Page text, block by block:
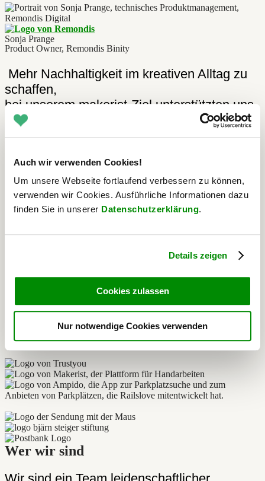
Auch wir verwenden Cookies!
Um unsere Webseite fortlaufend verbessern zu können,
verwenden wir Cookies. Ausführliche Informationen dazu
finden Sie in unserer Datenschutzerklärung.
Details zeigen
Cookies zulassen
Nur notwendige Cookies verwenden
Sonja Prange
Product Owner, Remondis Binity
Mehr Nachhaltigkeit im kreativen Alltag zu
schaffen,
bei unserem makerist-Ziel unterstützten uns
die Entwickler:innen von Railslove. Die
Programmierung der makerist Augmented-
deren API übernahm das Team von
Railslove für uns. Seit 2013, den Anfängen
von makerist, ist Railslove für uns ein
vertrauenswürdiger Partner. Wir schätzen
Wer wir sind